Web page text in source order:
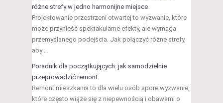
różne strefy w jedno harmonijne miejsce
Projektowanie przestrzeni otwartej to wyzwanie, które
może przynieść spektakularne efekty, ale wymaga
przemyślanego podejścia. Jak połączyć różne strefy,
aby …
Poradnik dla początkujących: jak samodzielnie
przeprowadzić remont
Remont mieszkania to dla wielu osób spore wyzwanie,
które często wiąże się z niepewnością i obawami o